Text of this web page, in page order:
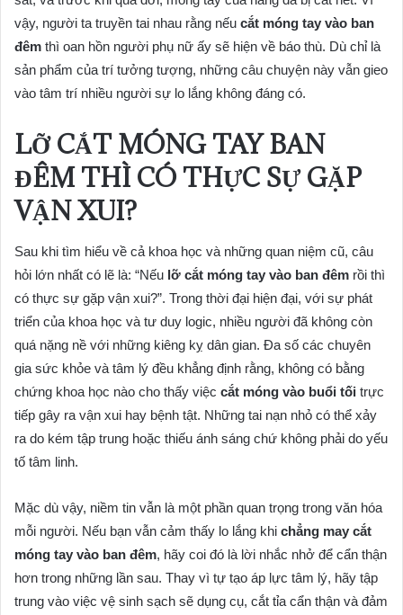
vậy, người ta truyền tai nhau rằng nếu cắt móng tay vào ban
đêm thì oan hồn người phụ nữ ấy sẽ hiện về báo thù. Dù chỉ là
sản phẩm của trí tưởng tượng, những câu chuyện này vẫn gieo
vào tâm trí nhiều người sự lo lắng không đáng có.
LỠ CẮT MÓNG TAY BAN
ĐÊM THÌ CÓ THỰC SỰ GẶP
VẬN XUI?
Sau khi tìm hiểu về cả khoa học và những quan niệm cũ, câu
hỏi lớn nhất có lẽ là: “Nếu lỡ cắt móng tay vào ban đêm rồi thì
có thực sự gặp vận xui?”. Trong thời đại hiện đại, với sự phát
triển của khoa học và tư duy logic, nhiều người đã không còn
quá nặng nề với những kiêng kỵ dân gian. Đa số các chuyên
gia sức khỏe và tâm lý đều khẳng định rằng, không có bằng
chứng khoa học nào cho thấy việc cắt móng vào buổi tối trực
tiếp gây ra vận xui hay bệnh tật. Những tai nạn nhỏ có thể xảy
ra do kém tập trung hoặc thiếu ánh sáng chứ không phải do yếu
tố tâm linh.
Mặc dù vậy, niềm tin vẫn là một phần quan trọng trong văn hóa
mỗi người. Nếu bạn vẫn cảm thấy lo lắng khi chẳng may cắt
móng tay vào ban đêm, hãy coi đó là lời nhắc nhở để cẩn thận
hơn trong những lần sau. Thay vì tự tạo áp lực tâm lý, hãy tập
trung vào việc vệ sinh sạch sẽ dụng cụ, cắt tỉa cẩn thận và đảm